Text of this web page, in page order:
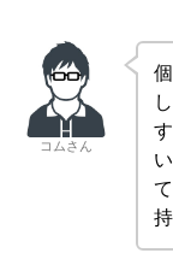
コムさん